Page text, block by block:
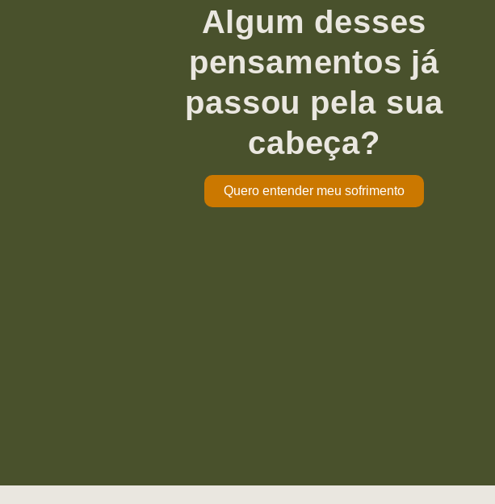
Algum desses
pensamentos já
passou pela sua
cabeça?
Quero entender meu sofrimento